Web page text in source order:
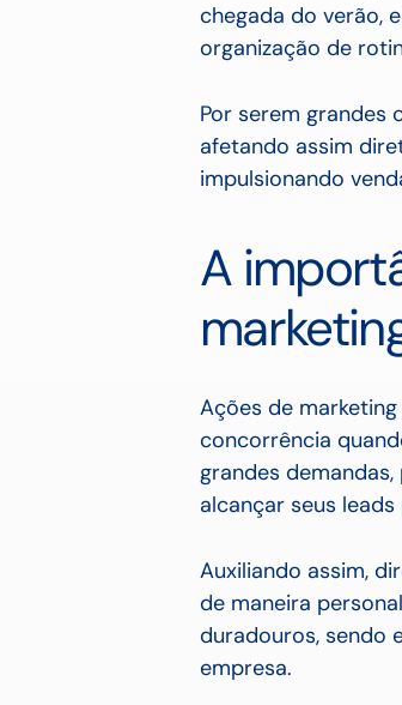
chegada do verão,
organização de
Por serem grandes
afetando assim
impulsionando
A
Ações de
concorrência
grandes
alcançar seus
Auxiliando assim,
de maneira
duradouros, sendo
empresa.